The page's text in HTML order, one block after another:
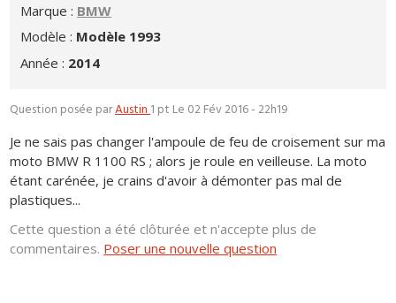
Marque : BMW
Modèle : Modèle 1993
Année : 2014
Question posée parAustin1 pt Le 02 Fév 2016 - 22h19
Je ne sais pas changer l'ampoule de feu de croisement sur ma
moto BMW R 1100 RS ; alors je roule en veilleuse. La moto
étant carénée, je crains d'avoir à démonter pas mal de
plastiques...
Cette question a été clôturée et n'accepte plus de
commentaires. Poser une nouvelle question